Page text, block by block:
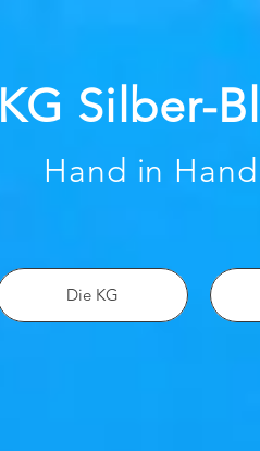
KG Silber-
Hand in
Die KG